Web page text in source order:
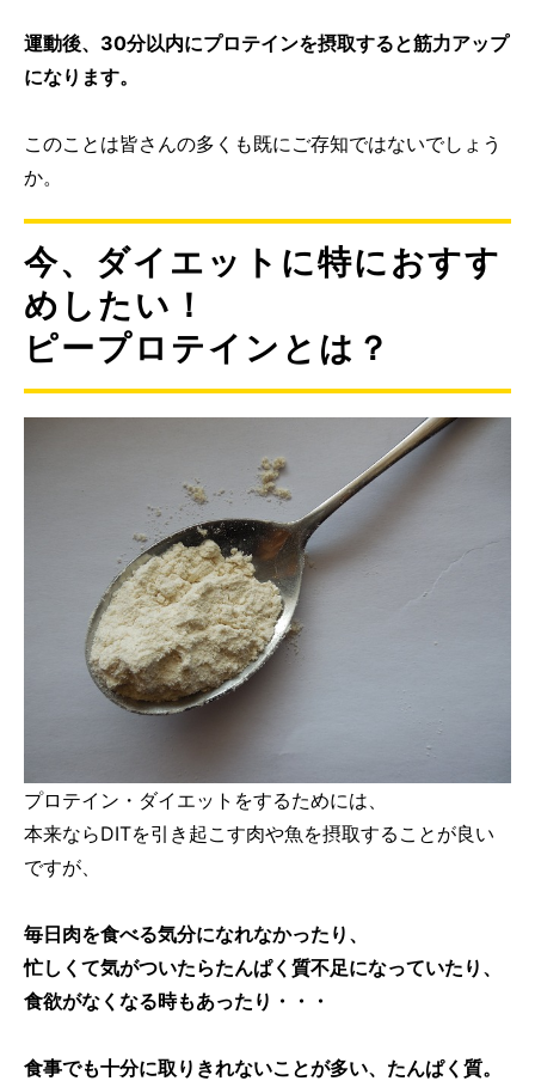
運動後、30分以内にプロテインを摂取すると筋力アップ
になります。
このことは皆さんの多くも既にご存知ではないでしょう
か。
今、ダイエットに特におすす
めしたい！
ピープロテインとは？
プロテイン・ダイエットをするためには、
本来ならDITを引き起こす肉や魚を摂取することが良い
ですが、
毎日肉を食べる気分になれなかったり、
忙しくて気がついたらたんぱく質不足になっていたり、
食欲がなくなる時もあったり・・・
食事でも十分に取りきれないことが多い、たんぱく質。